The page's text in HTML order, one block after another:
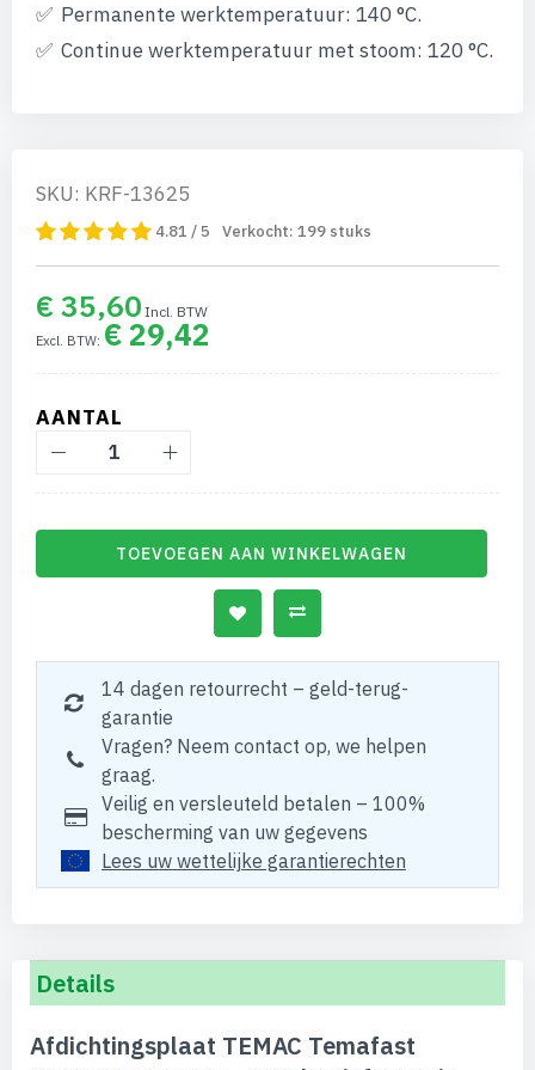
Permanente werktemperatuur: 140 °C.
Continue werktemperatuur met stoom: 120 °C.
SKU: KRF-13625
4.81 / 5 Verkocht: 199 stuks
€ 35,60
€ 29,42
AANTAL
TOEVOEGEN AAN WINKELWAGEN
14 dagen retourrecht – geld-terug-
garantie
Vragen? Neem contact op, we helpen
graag.
Veilig en versleuteld betalen – 100%
bescherming van uw gegevens
Lees uw wettelijke garantierechten
Details
Afdichtingsplaat TEMAC Temafast